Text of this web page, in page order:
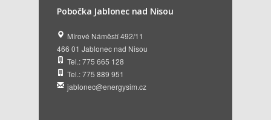
Pobočka Jablonec nad Nisou
Mírové Náměstí 492/11
466 01 Jablonec nad Nisou
Tel.: 775 665 128
Tel.: 775 889 951
jablonec@energysim.cz